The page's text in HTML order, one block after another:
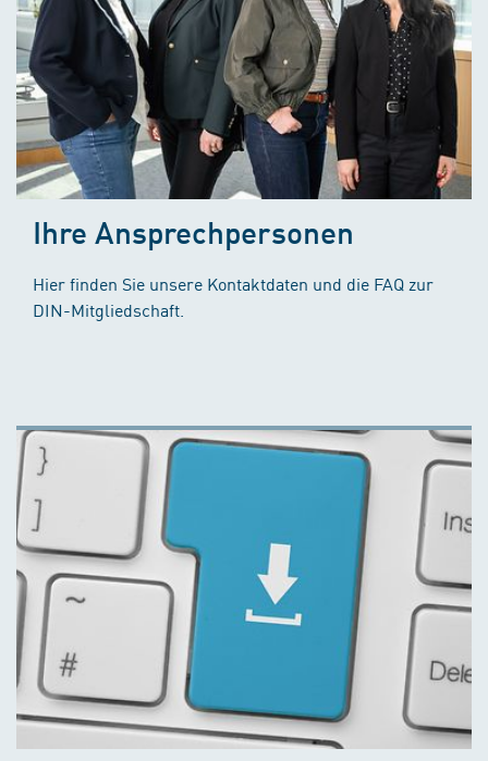
Ihre Ansprechpersonen
Hier finden Sie unsere Kontaktdaten und die FAQ zur
DIN-Mitgliedschaft.